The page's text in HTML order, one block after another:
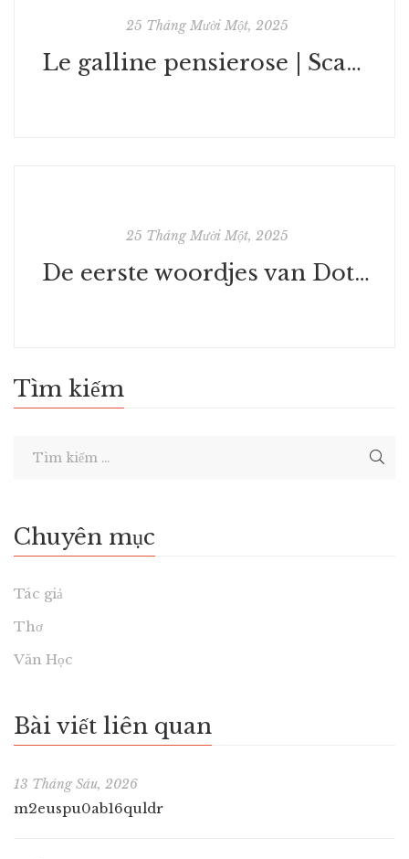
25 Tháng Mười Một, 2025
Le galline pensierose | Scarica Libri
25 Tháng Mười Một, 2025
De eerste woordjes van Dotje : Gratis lees-PDF's downloaden
Tìm kiếm
Chuyên mục
Tác giả
Thơ
Văn Học
Bài viết liên quan
13 Tháng Sáu, 2026
m2euspu0ab16quldr